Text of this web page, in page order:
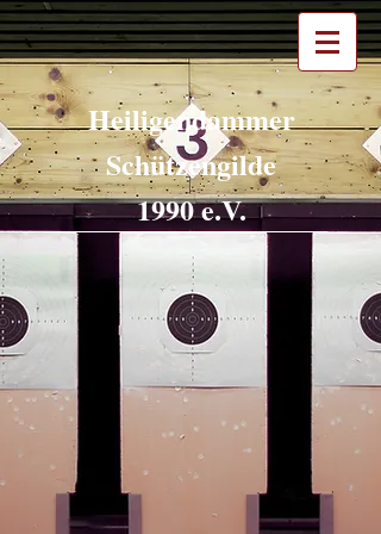
Heiligendammer
Schützengilde
1990 e.V.